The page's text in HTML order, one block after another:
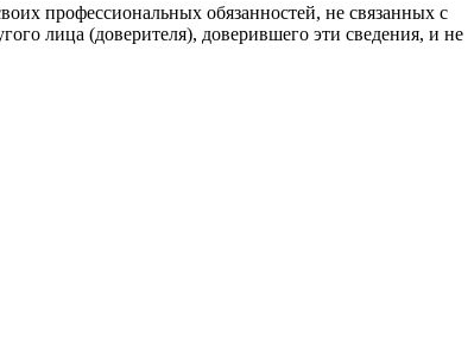
профессиональных обязанностей, не связанных с
лица (доверителя), доверившего эти сведения, и не